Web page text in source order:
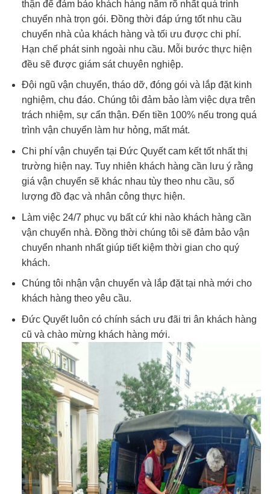
thận để đảm bảo khách hàng nắm rõ nhất quá trình
chuyển nhà trọn gói. Đồng thời đáp ứng tốt nhu cầu
chuyển nhà của khách hàng và tối ưu được chi phí.
Hạn chế phát sinh ngoài nhu cầu. Mỗi bước thực hiện
đều sẽ được giám sát chuyên nghiệp.
Đội ngũ vận chuyển, tháo dỡ, đóng gói và lắp đặt kinh
nghiệm, chu đáo. Chúng tôi đảm bảo làm việc dựa trên
trách nhiệm, sự cẩn thận. Đến tiền 100% nếu trong quá
trình vận chuyển làm hư hỏng, mất mát.
Chi phí vận chuyển tại Đức Quyết cam kết tốt nhất thị
trường hiện nay. Tuy nhiên khách hàng cần lưu ý rằng
giá vận chuyển sẽ khác nhau tùy theo nhu cầu, số
lượng đồ đạc và nhân công thực hiện.
Làm việc 24/7 phục vụ bất cứ khi nào khách hàng cần
vận chuyển nhà. Đồng thời chúng tôi sẽ đảm bảo vận
chuyển nhanh nhất giúp tiết kiệm thời gian cho quý
khách.
Chúng tôi nhận vận chuyển và lắp đặt tại nhà mới cho
khách hàng theo yêu cầu.
Đức Quyết luôn có chính sách ưu đãi tri ân khách hàng
cũ và chào mừng khách hàng mới.